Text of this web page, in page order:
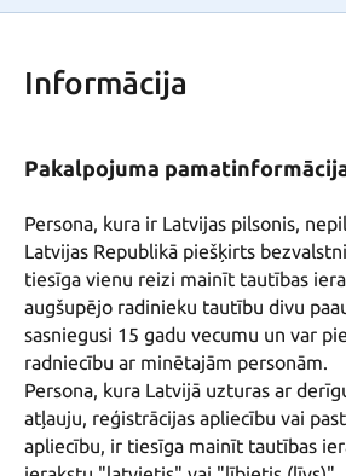
Informācija
Pakalpojuma
Persona, kura ir Latvijas pilsonis,
Latvijas Republikā piešķirts
tiesīga vienu reizi mainīt tautības
augšupējo radinieku tautību divu
sasniegusi 15 gadu vecumu un var
radniecību ar minētajām personām.
Persona, kura Latvijā uzturas ar
atļauju, reģistrācijas apliecību vai
apliecību, ir tiesīga mainīt tautības